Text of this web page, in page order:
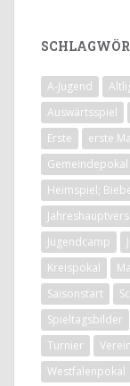
A-Jugend
Auswärtsspiel
Erste
erste
Gemeindepokal
Heimspiel;
Jugendcamp
Kreispokal
Saisonstart
Spieltagsbilder
Turnier
Verein
Westfalenpokal